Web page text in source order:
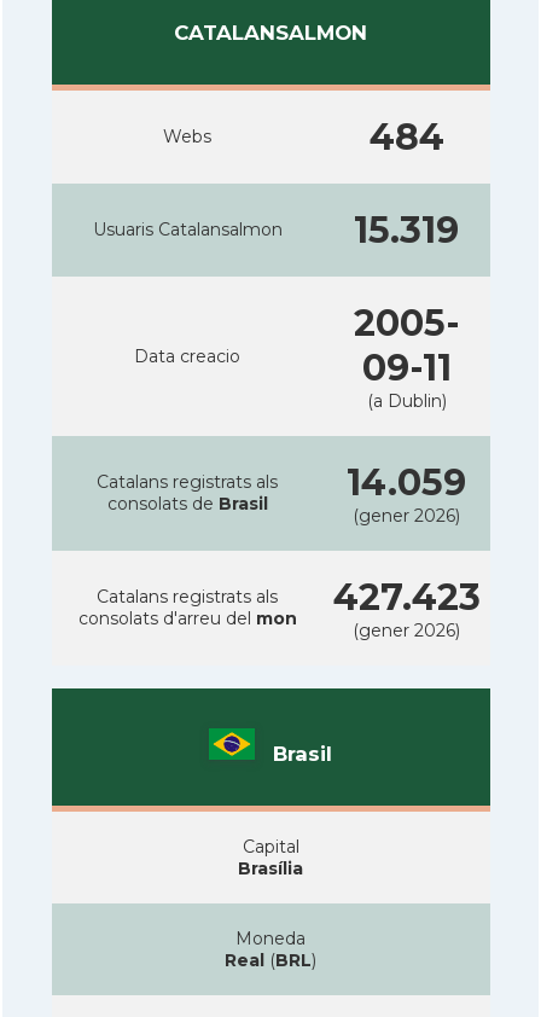
CATALANSALMON
Webs 484
Usuaris Catalansalmon 15.319
Data creacio
2005-
09-11
(a Dublin)
Catalans registrats als
consolats de Brasil 14.059
(gener 2026)
Catalans registrats als
consolats d'arreu del mon 427.423
(gener 2026)
Brasil
Capital
Brasília
Moneda
Real (BRL)